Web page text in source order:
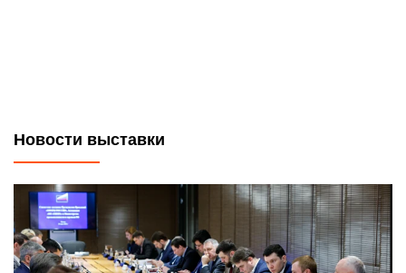
Новости выставки